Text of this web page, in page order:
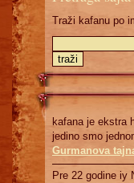
Traži kafanu po
kafana je ekstra
jedino smo
Gurmanova
Pre 22 godine iy